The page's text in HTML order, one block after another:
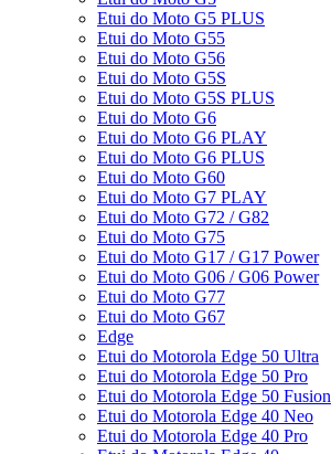
Etui do Moto G5 PLUS
Etui do Moto G55
Etui do Moto G56
Etui do Moto G5S
Etui do Moto G5S PLUS
Etui do Moto G6
Etui do Moto G6 PLAY
Etui do Moto G6 PLUS
Etui do Moto G60
Etui do Moto G7 PLAY
Etui do Moto G72 / G82
Etui do Moto G75
Etui do Moto G17 / G17 Power
Etui do Moto G06 / G06 Power
Etui do Moto G77
Etui do Moto G67
Edge
Etui do Motorola Edge 50 Ultra
Etui do Motorola Edge 50 Pro
Etui do Motorola Edge 50 Fusion
Etui do Motorola Edge 40 Neo
Etui do Motorola Edge 40 Pro